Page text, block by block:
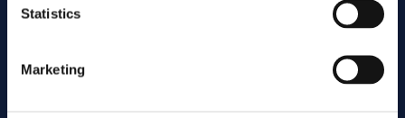
Statistics
Marketing
Associerade produkter